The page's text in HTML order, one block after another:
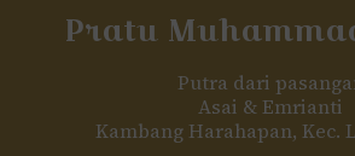
Pratu
Putra dari
Asai & Emrianti
Kambang Harahapan, Kec.